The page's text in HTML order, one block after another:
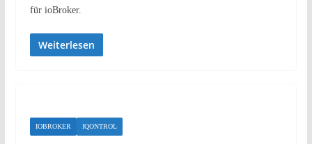
für ioBroker.
Weiterlesen
IOBROKER IQONTROL